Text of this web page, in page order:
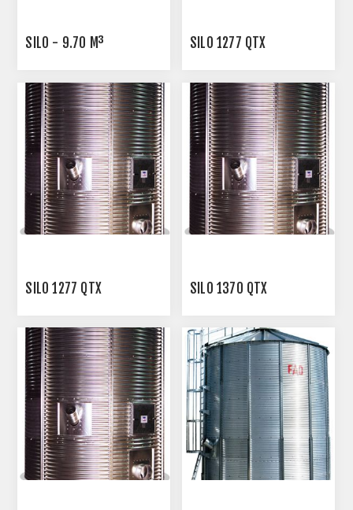
SILO - 9.70 M³ SILO 1277 QTX
SILO 1277 QTX SILO 1370 QTX